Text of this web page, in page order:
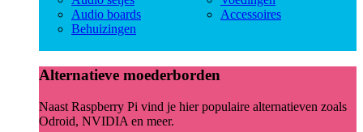
Audio boards
Behuizingen
Accessoires
Alternatieve moederborden
Naast Raspberry Pi vind je hier populaire alternatieven zoals
Odroid, NVIDIA en meer.